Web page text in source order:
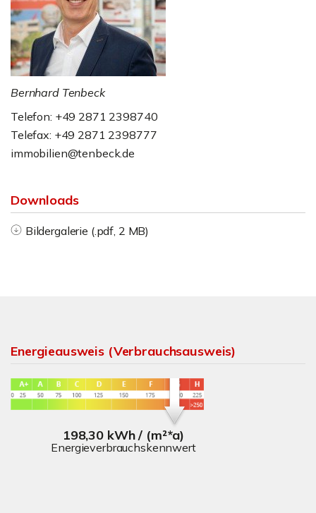
Bernhard Tenbeck
Telefon: +49 2871 2398740
Telefax: +49 2871 2398777
immobilien@tenbeck.de
Downloads
Bildergalerie (.pdf, 2 MB)
Energieausweis (Verbrauchsausweis)
198,30 kWh / (m²*a)
Energieverbrauchskennwert